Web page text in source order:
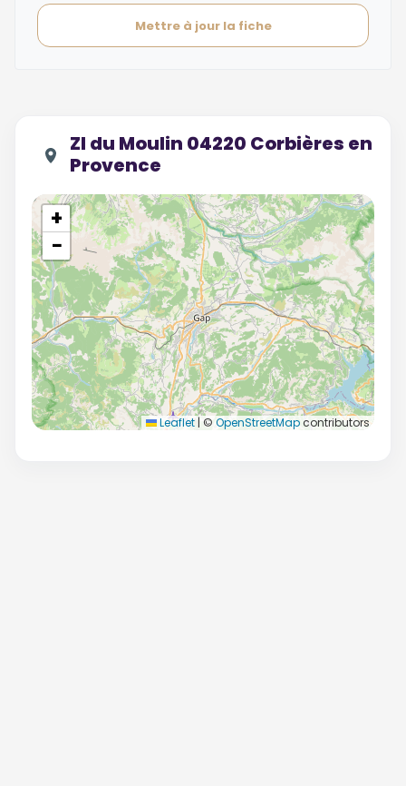
Mettre à jour la fiche
ZI du Moulin 04220 Corbières en
Provence
+
−
Leaflet | © OpenStreetMapcontributors